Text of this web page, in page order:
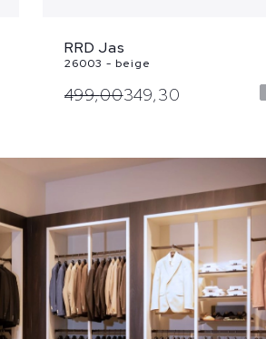
RRD Jas
26003 - beige
499,00349,30